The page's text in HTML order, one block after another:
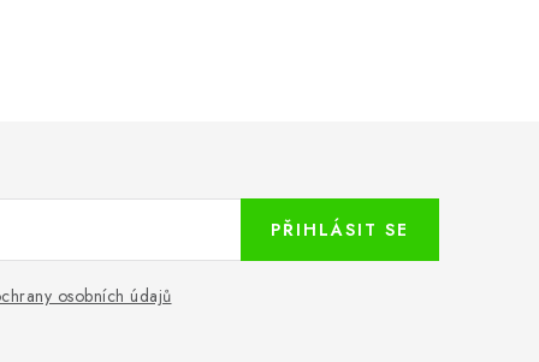
osobních údajů
PŘIHLÁSIT SE